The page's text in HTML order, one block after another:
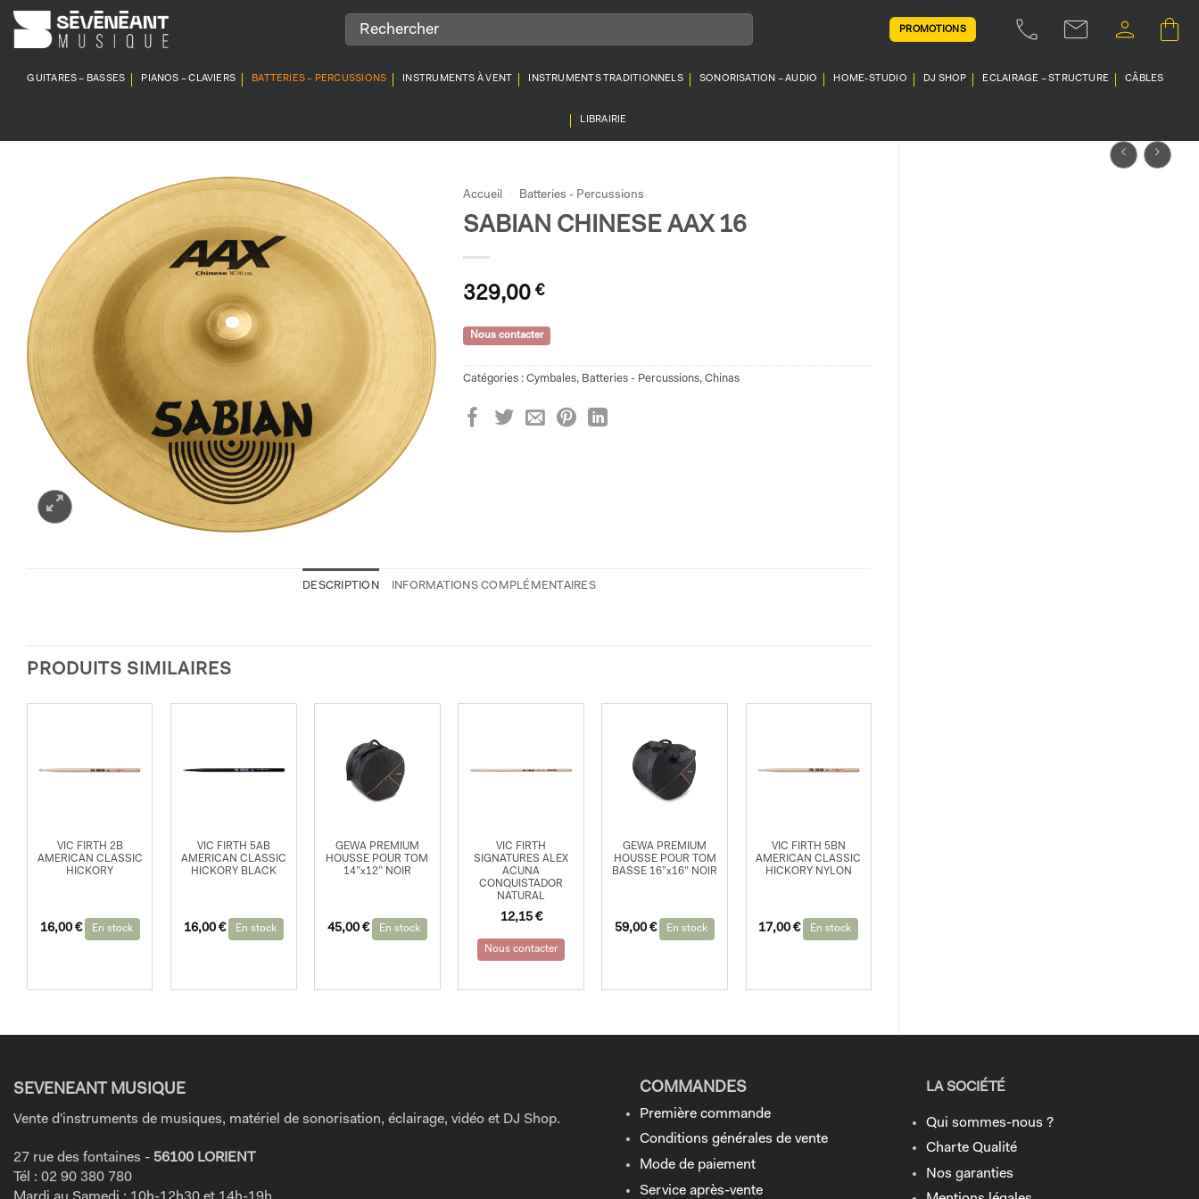
Passer
au
PROMOTIONS
GUITARES – BASSES PIANOS – CLAVIERS BATTERIES – PERCUSSIONS INSTRUMENTS À VENT INSTRUMENTS TRADITIONNELS SONORISATION – AUDIO HOME-STUDIO DJ SHOP ECLAIRAGE – STRUCTURE CÂBLES
LIBRAIRIE
Accueil / Batteries - Percussions
SABIAN CHINESE AAX 16
329,00 €
Nous contacter
Catégories : Cymbales, Batteries - Percussions, Chinas
DESCRIPTION INFORMATIONS COMPLÉMENTAIRES
PRODUITS SIMILAIRES
VIC FIRTH 2B
AMERICAN CLASSIC
HICKORY
16,00 € En stock
VIC FIRTH 5AB
AMERICAN CLASSIC
HICKORY BLACK
16,00 € En stock
GEWA PREMIUM
HOUSSE POUR TOM
14”x12” NOIR
45,00 € En stock
VIC FIRTH
SIGNATURES ALEX
ACUNA
CONQUISTADOR
NATURAL
12,15 €
Nous contacter
GEWA PREMIUM
HOUSSE POUR TOM
BASSE 16”x16” NOIR
59,00€ En stock
VIC FIRTH 5BN
AMERICAN CLASSIC
HICKORY NYLON
17,00€ En stock
SEVENEANT MUSIQUE
Vente d'instruments de musiques, matériel de sonorisation, éclairage, vidéo et DJ Shop.
27 rue des fontaines - 56100 LORIENT
Tél : 02 90 380 780
COMMANDES
Première commande
Conditions générales de vente
Mode de paiement
Service après-vente
LA SOCIÉTÉ
Qui sommes-nous ?
Charte Qualité
Nos garanties